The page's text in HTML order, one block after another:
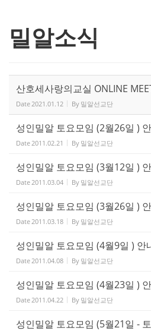
밀알소식
산호세사랑의교실 ONLINE
Date2021.01.12 By 밀알선교단
성인밀알 토요모임 (2월26일 )
Date2011.02.21 By 밀알선교단
성인밀알 토요모임 (3월12일 )
Date2011.03.04 By 밀알선교단
성인밀알 토요모임 (3월26일 )
Date2011.03.18 By 밀알선교단
성인밀알 토요모임 (4월9일 ) 안
Date2011.04.08 By 밀알선교단
성인밀알 토요모임 (4월23일 )
Date2011.04.22 By 밀알선교단
성인밀알 토요모임 (5월21일 -